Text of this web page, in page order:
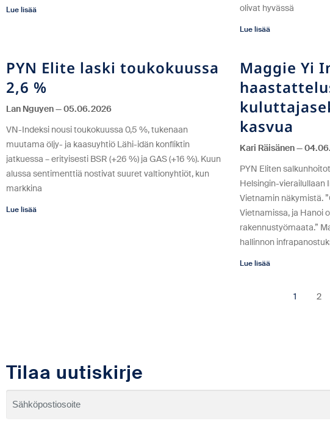
Lue lisää
olivat hyvässä
Lue lisää
PYN Elite laski toukokuussa
2,6 %
Lan Nguyen
05.06.2026
VN-Indeksi nousi toukokuussa 0,5 %, tukenaan
muutama öljy- ja kaasuyhtiö Lähi-idän konfliktin
jatkuessa – erityisesti BSR (+26 %) ja GAS (+16 %). Kuun
alussa sentimenttiä nostivat suuret valtionyhtiöt, kun
markkina
Lue lisää
Maggie Yi
kasvua
Kari Räisänen
PYN Eliten
Helsingin-vierailullaan
Vietnamin näkymistä.
Vietnamissa, ja Hanoi
rakennustyömaata.”
hallinnon
Lue lisää
1 2
Tilaa uutiskirje